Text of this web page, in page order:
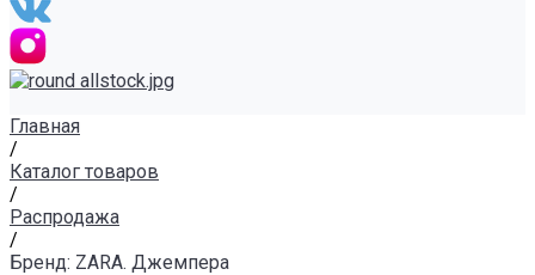
Главная
/
Каталог товаров
/
Распродажа
/
Бренд: ZARA. Джемпера